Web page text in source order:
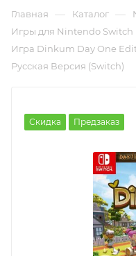
Главная — Каталог —
Игры для Nintendo Switch
Игра Dinkum Day One
Русская Версия (Switch)
Скидка Предзаказ